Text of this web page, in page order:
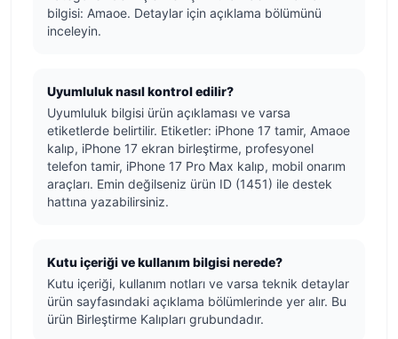
bilgisi: Amaoe. Detaylar için açıklama bölümünü
inceleyin.
Uyumluluk nasıl kontrol edilir?
Uyumluluk bilgisi ürün açıklaması ve varsa
etiketlerde belirtilir. Etiketler: iPhone 17 tamir, Amaoe
kalıp, iPhone 17 ekran birleştirme, profesyonel
telefon tamir, iPhone 17 Pro Max kalıp, mobil onarım
araçları. Emin değilseniz ürün ID (1451) ile destek
hattına yazabilirsiniz.
Kutu içeriği ve kullanım bilgisi nerede?
Kutu içeriği, kullanım notları ve varsa teknik detaylar
ürün sayfasındaki açıklama bölümlerinde yer alır. Bu
ürün Birleştirme Kalıpları grubundadır.